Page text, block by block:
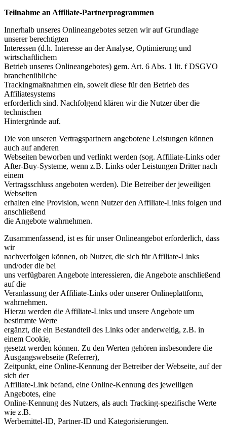
Teilnahme an Affiliate-Partnerprogrammen
Innerhalb unseres Onlineangebotes setzen wir auf Grundlage
unserer berechtigten
Interessen (d.h. Interesse an der Analyse, Optimierung und
wirtschaftlichem
Betrieb unseres Onlineangebotes) gem. Art. 6 Abs. 1 lit. f DSGVO
branchenübliche
Trackingmaßnahmen ein, soweit diese für den Betrieb des
Affiliatesystems
erforderlich sind. Nachfolgend klären wir die Nutzer über die
technischen
Hintergründe auf.
Die von unseren Vertragspartnern angebotene Leistungen können
auch auf anderen
Webseiten beworben und verlinkt werden (sog. Affiliate-Links oder
After-Buy-Systeme, wenn z.B. Links oder Leistungen Dritter nach
einem
Vertragsschluss angeboten werden). Die Betreiber der jeweiligen
Webseiten
erhalten eine Provision, wenn Nutzer den Affiliate-Links folgen und
anschließend
die Angebote wahrnehmen.
Zusammenfassend, ist es für unser Onlineangebot erforderlich, dass
wir
nachverfolgen können, ob Nutzer, die sich für Affiliate-Links
und/oder die bei
uns verfügbaren Angebote interessieren, die Angebote anschließend
auf die
Veranlassung der Affiliate-Links oder unserer Onlineplattform,
wahrnehmen.
Hierzu werden die Affiliate-Links und unsere Angebote um
bestimmte Werte
ergänzt, die ein Bestandteil des Links oder anderweitig, z.B. in
einem Cookie,
gesetzt werden können. Zu den Werten gehören insbesondere die
Ausgangswebseite (Referrer),
Zeitpunkt, eine Online-Kennung der Betreiber der Webseite, auf der
sich der
Affiliate-Link befand, eine Online-Kennung des jeweiligen
Angebotes, eine
Online-Kennung des Nutzers, als auch Tracking-spezifische Werte
wie z.B.
Werbemittel-ID, Partner-ID und Kategorisierungen.